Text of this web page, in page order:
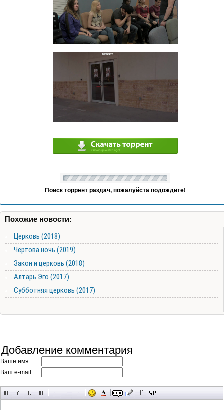
Поиск торрент раздач, пожалуйста подождите!
Похожие новости:
Церковь (2018)
Чёртова ночь (2019)
Закон и церковь (2018)
Алтарь Эго (2017)
Субботняя церковь (2017)
Добавление комментария
Ваше имя:
Ваш e-mail: